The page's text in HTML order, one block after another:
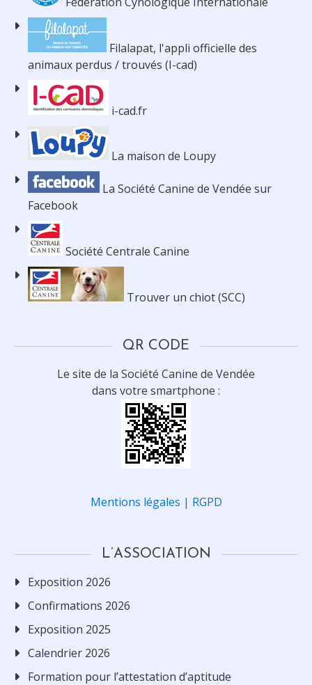
Filalapat, l'appli officielle des
animaux perdus / trouvés (I-cad)
i-cad.fr
La maison de Loupy
La Société Canine de Vendée sur
Facebook
Société Centrale Canine
Trouver un chiot (SCC)
QR CODE
Le site de la Société Canine de Vendée
dans votre smartphone :
Mentions légales | RGPD
L’ASSOCIATION
Exposition 2026
Confirmations 2026
Exposition 2025
Calendrier 2026
Formation pour l’attestation d’aptitude